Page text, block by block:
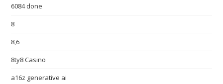
6084 done
8
8,6
8ty8 Casino
a16z generative ai